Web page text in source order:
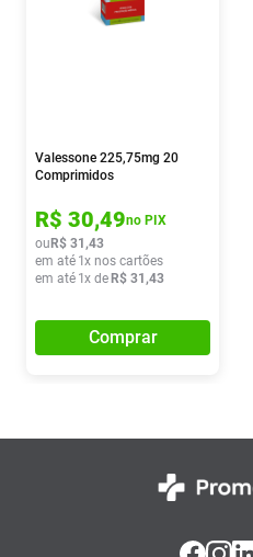
Valessone 225,75mg 20
Comprimidos
R$ 30,49no PIX
ou R$ 31 ,43
em até 1x nos cartões
em até 1x de R$ 31 ,43
Comprar